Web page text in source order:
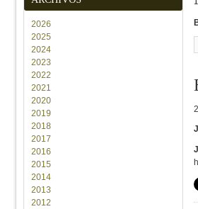
2026
2025
2024
2023
2022
2021
2020
2019
2018
2017
2016
2015
2014
2013
2012